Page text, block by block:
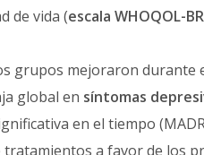
de vida (escala WHOQOL-
grupos mejoraron durante
global en síntomas
en el tiempo
a favor de los